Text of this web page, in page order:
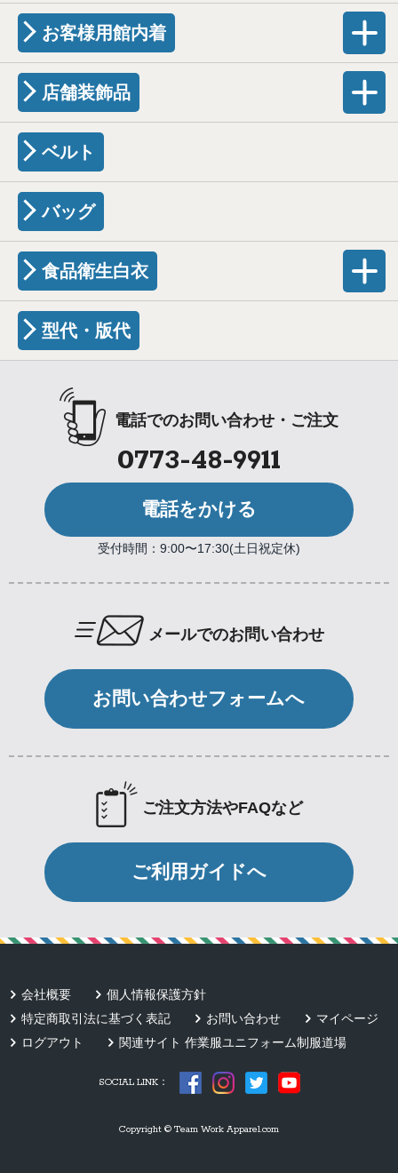
お客様用館内着
店舗装飾品
ベルト
バッグ
食品衛生白衣
型代・版代
電話でのお問い合わせ・ご注文
0773-48-9911
電話をかける
受付時間：9:00〜17:30(土日祝定休)
メールでのお問い合わせ
お問い合わせフォームへ
ご注文方法やFAQなど
ご利用ガイドへ
会社概要
個人情報保護方針
特定商取引法に基づく表記
お問い合わせ
マイページ
ログアウト
関連サイト 作業服ユニフォーム制服道場
SOCIAL LINK：
Copyright © Team Work Apparel.com